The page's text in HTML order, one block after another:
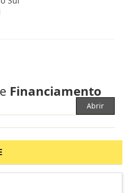
Financiamento
Abrir